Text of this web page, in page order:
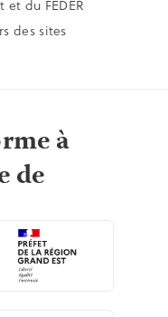
et du FEDER
des sites
à
de